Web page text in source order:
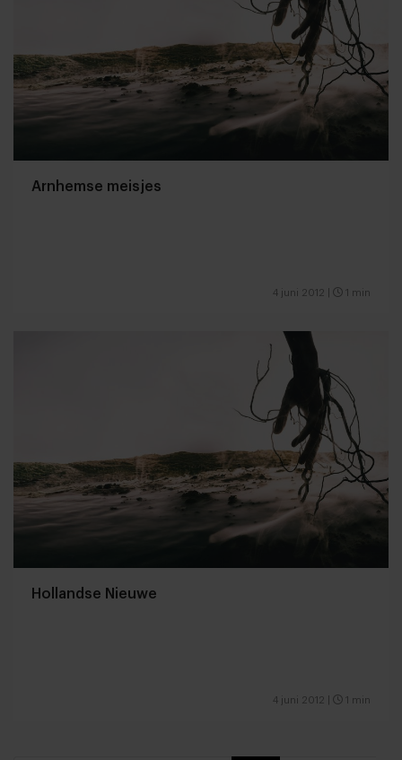
Arnhemse meisjes
4 juni 2012 1 min
Hollandse Nieuwe
4 juni 2012 1 min